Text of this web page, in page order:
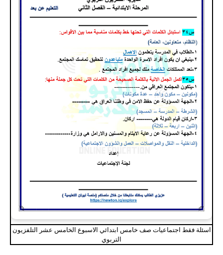
اسئلة فقط اجتماعيات صف خامس ابتدائي الاسبوع الخامس عشر التلفزيون
التربوي